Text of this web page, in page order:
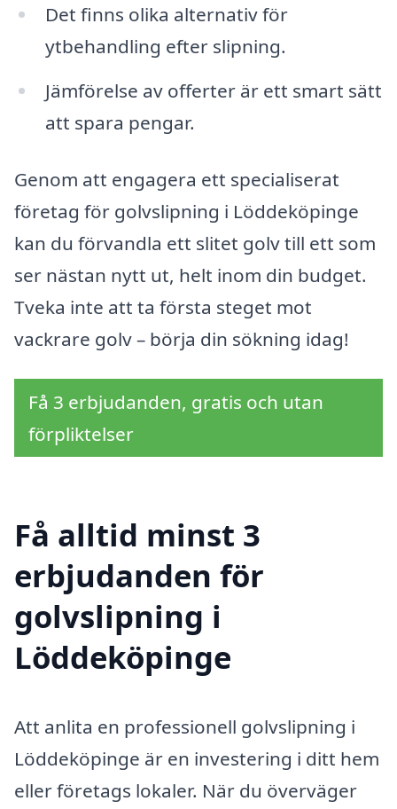
Det finns olika alternativ för
ytbehandling efter slipning.
Jämförelse av offerter är ett smart sätt
att spara pengar.
Genom att engagera ett specialiserat
företag för golvslipning i Löddeköpinge
kan du förvandla ett slitet golv till ett som
ser nästan nytt ut, helt inom din budget.
Tveka inte att ta första steget mot
vackrare golv – börja din sökning idag!
Få 3 erbjudanden, gratis och utan
förpliktelser
Få alltid minst 3
erbjudanden för
golvslipning i
Löddeköpinge
Att anlita en professionell golvslipning i
Löddeköpinge är en investering i ditt hem
eller företags lokaler. När du överväger